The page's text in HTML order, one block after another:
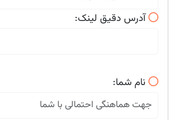
آدرس دقیق لینک:
نام شما: